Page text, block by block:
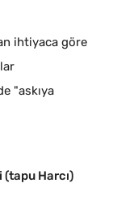
ihtiyaca göre
"askıya
(tapu Harcı)